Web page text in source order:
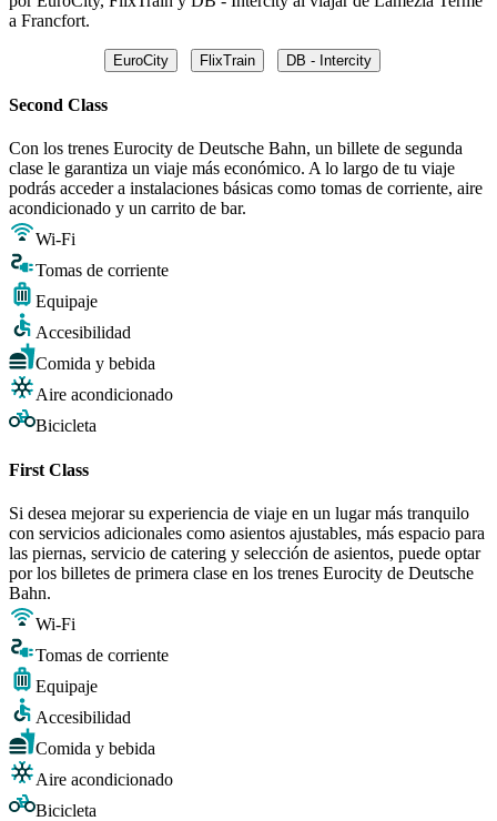
a Francfort.
EuroCity FlixTrain DB - Intercity
Second Class
Con los trenes Eurocity de Deutsche Bahn, un billete de segunda
clase le garantiza un viaje más económico. A lo largo de tu viaje
podrás acceder a instalaciones básicas como tomas de corriente, aire
acondicionado y un carrito de bar.
Wi-Fi
Tomas de corriente
Equipaje
Accesibilidad
Comida y bebida
Aire acondicionado
Bicicleta
First Class
Si desea mejorar su experiencia de viaje en un lugar más tranquilo
con servicios adicionales como asientos ajustables, más espacio para
las piernas, servicio de catering y selección de asientos, puede optar
por los billetes de primera clase en los trenes Eurocity de Deutsche
Bahn.
Wi-Fi
Tomas de corriente
Equipaje
Accesibilidad
Comida y bebida
Aire acondicionado
Bicicleta